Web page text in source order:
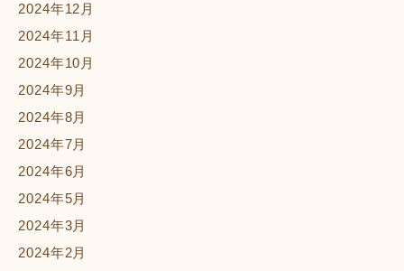
2024年12月
2024年11月
2024年10月
2024年9月
2024年8月
2024年7月
2024年6月
2024年5月
2024年3月
2024年2月